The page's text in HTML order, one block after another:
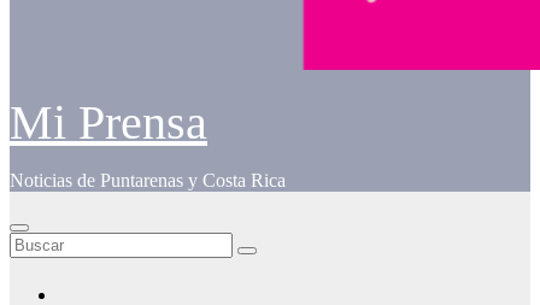
Mi Prensa
Noticias de Puntarenas y Costa Rica